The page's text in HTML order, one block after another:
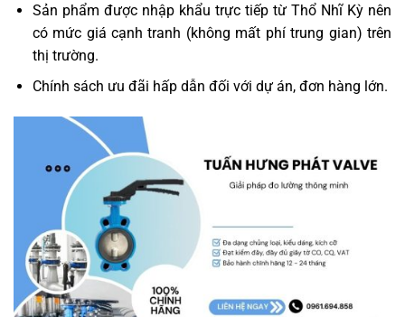
Sản phẩm được nhập khẩu trực tiếp từ Thổ Nhĩ Kỳ nên
có mức giá cạnh tranh (không mất phí trung gian) trên
thị trường.
Chính sách ưu đãi hấp dẫn đối với dự án, đơn hàng lớn.